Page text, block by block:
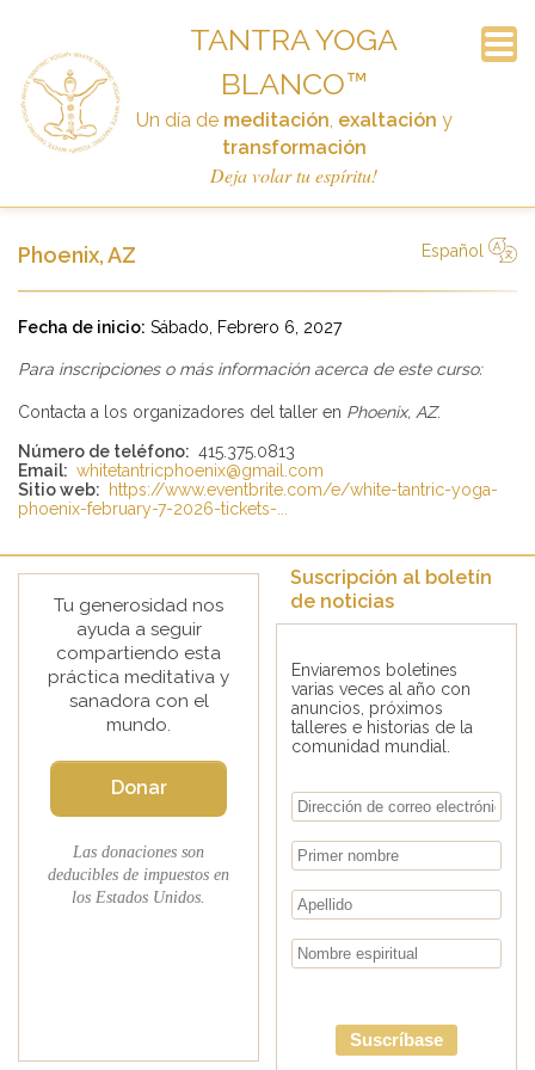
TANTRA YOGA
BLANCO™
Un día de meditación, exaltación y
transformación
Deja volar tu espíritu!
Inicio
Anuncios
El curso
Calendario
Contacto
Preguntas Frecuentes
Historia
Enlaces
Suscripción al boletín de noticias
Donar
Phoenix, AZ
Español
Fecha de inicio: Sábado, Febrero 6, 2027
Para inscripciones o más información acerca de este curso:
Contacta a los organizadores del taller en Phoenix, AZ.
Número de teléfono: 415.375.0813
Email: whitetantricphoenix@gmail.com
Sitio web:
https://www.eventbrite.com/e/white-tantric-yoga-
phoenix-february-7-2026-tickets-...
Tu generosidad nos
ayuda a seguir
compartiendo esta
práctica meditativa y
sanadora con el
mundo.
Donar
Las donaciones son
deducibles de impuestos en
los Estados Unidos.
Suscripción al boletín
de noticias
Enviaremos boletines
varias veces al año con
anuncios, próximos
talleres e historias de la
comunidad mundial.
Suscríbase